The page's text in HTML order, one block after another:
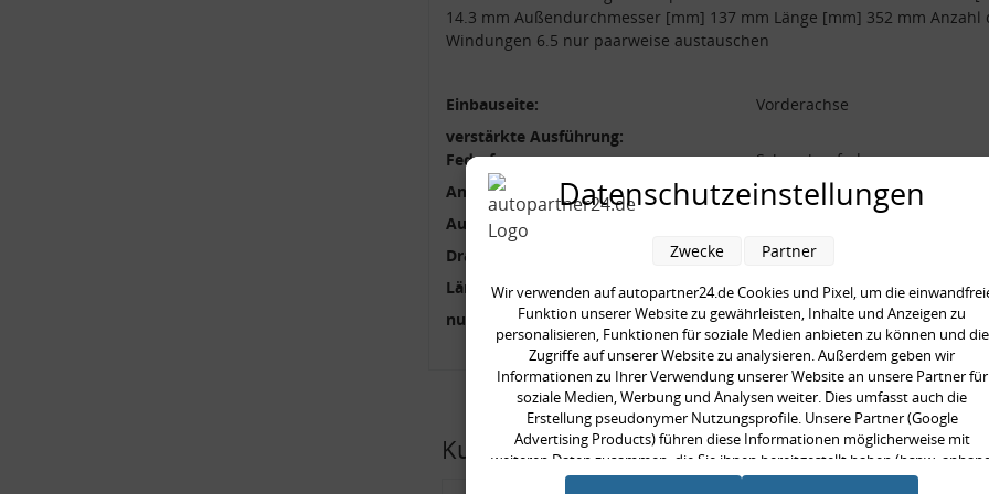
14.3 mm Außendurchmesser [mm] 137 mm Länge [mm] 352 mm Anzahl
Windungen 6.5 nur paarweise austauschen
Einbauseite:
Vorderachse
verstärkte Ausführung:
Federform:
Schraubenfeder
Anzahl der Windungen:
6.5
Außendurchmesser [mm]:
Drahtdurchmesser [mm]:
14.3 mm
Länge [mm]:
352 mm
nur paarweise austauschen:
Kunden kauften auch
Datenschutzeinstellungen
Wir verwenden auf autopartner24.de Cookies und Pixel, um die
Funktion unserer Website zu gewährleisten, Inhalte und Anzeigen zu
personalisieren, Funktionen für soziale Medien anbieten zu können und die
Zugriffe auf unserer Website zu analysieren. Außerdem geben wir
Informationen zu Ihrer Verwendung unserer Website an unsere Partner für
soziale Medien, Werbung und Analysen weiter. Dies umfasst auch die
Erstellung pseudonymer Nutzungsprofile. Unsere Partner (Google
Advertising Products) führen diese Informationen möglicherweise mit
weiteren Daten zusammen, die Sie ihnen bereitgestellt haben (bspw.
eines persönlichen Accounts) oder welche sie im Rahmen Ihrer Nutzung der
Zwecke Partner